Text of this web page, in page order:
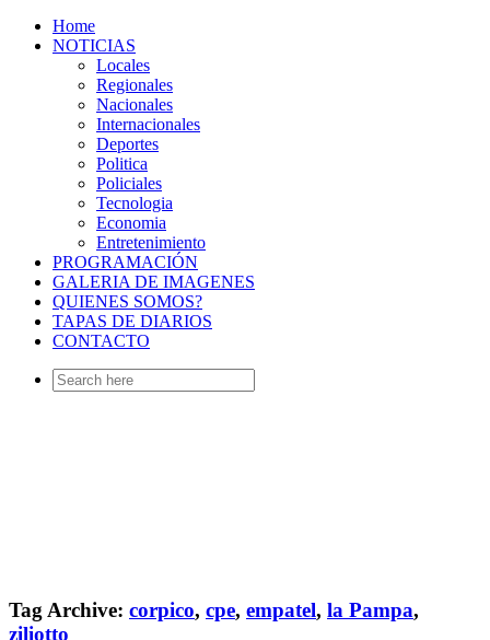
Home
NOTICIAS
Locales
Regionales
Nacionales
Internacionales
Deportes
Politica
Policiales
Tecnologia
Economia
Entretenimiento
PROGRAMACIÓN
GALERIA DE IMAGENES
QUIENES SOMOS?
TAPAS DE DIARIOS
CONTACTO
Search
for:
Tag Archive: corpico, cpe, empatel, la Pampa,
ziliotto